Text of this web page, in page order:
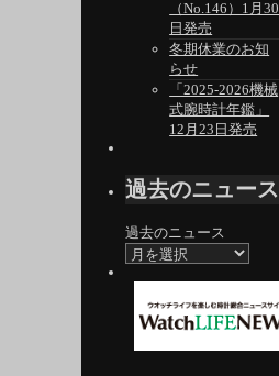
（No.146）1月30
日発売
冬期休業のお知
らせ
「2025-2026機械
式腕時計年鑑」
12月23日発売
過去のニュース
過去のニュース